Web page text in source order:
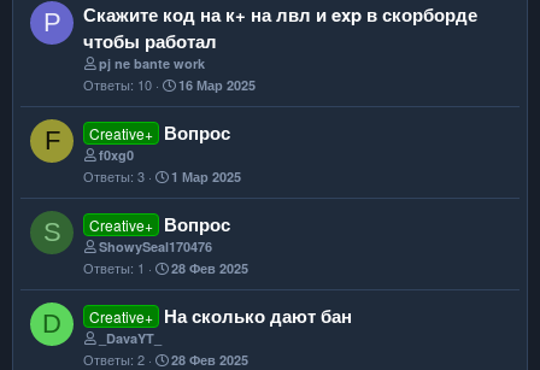
P
Скажите код на к+ на лвл и exp в скорборде
чтобы работал
pj ne bante work
Ответы 10 16 Мар 2025
F Creative+ Вопрос
f0xg0
Ответы 3 1 Мар 2025
S Creative+ Вопрос
ShowySeal170476
Ответы 1 28 Фев 2025
D Creative+ На сколько дают бан
_DavaYT_
Ответы 2 28 Фев 2025